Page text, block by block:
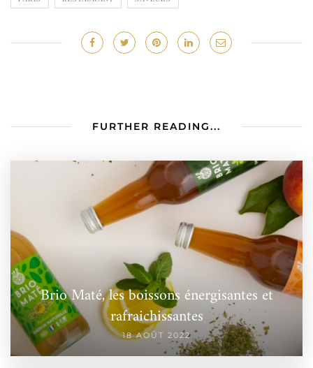
FURTHER READING...
Brio Maté, les boissons énergisantes et
rafraichissantes
18 AOÛT 2022